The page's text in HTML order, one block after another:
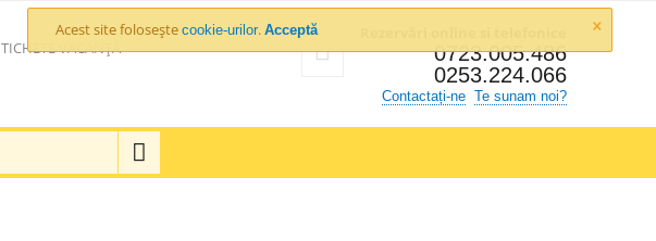
×
Acest site foloseștecookie-urilor.Acceptă
TICHETE VACANȚĂ
0723.005.486
0253.224.066
Contactați-ne Te sunam noi?